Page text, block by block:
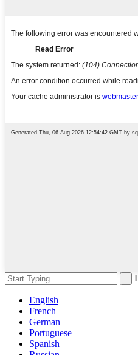
English
French
German
Portuguese
Spanish